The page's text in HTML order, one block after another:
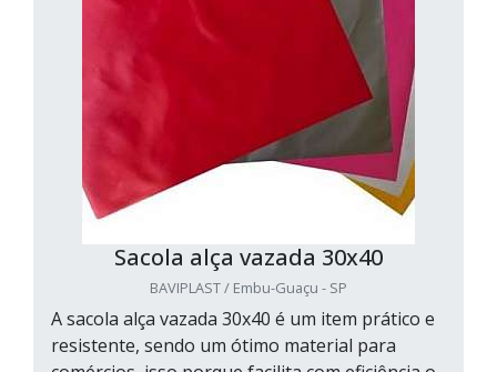
Sacola alça vazada 30x40
BAVIPLAST / Embu-Guaçu - SP
A sacola alça vazada 30x40 é um item prático e
resistente, sendo um ótimo material para